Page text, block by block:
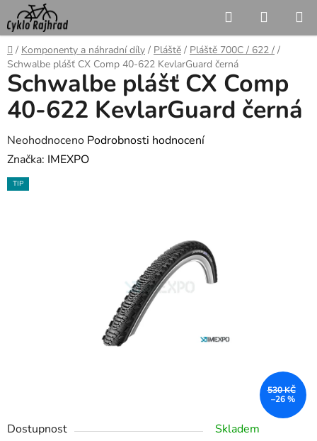
Přejít
na
obsah
Hledat
KOŠÍK
Domů
/ Komponenty a náhradní díly / Pláště / Pláště 700C / 622 / /
Schwalbe plášť CX Comp 40-622 KevlarGuard černá
Dostupnost
Skladem
Schwalbe plášť CX Comp
40-622 KevlarGuard černá
Průměrné
hodnocení
produktu
Neohodnoceno Podrobnosti hodnocení
Značka: IMEXPO
TIP
530 KČ
–26 %